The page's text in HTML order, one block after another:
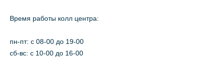
Время работы колл центра:
пн-пт: c 08-00 до 19-00
сб-вс: с 10-00 до 16-00